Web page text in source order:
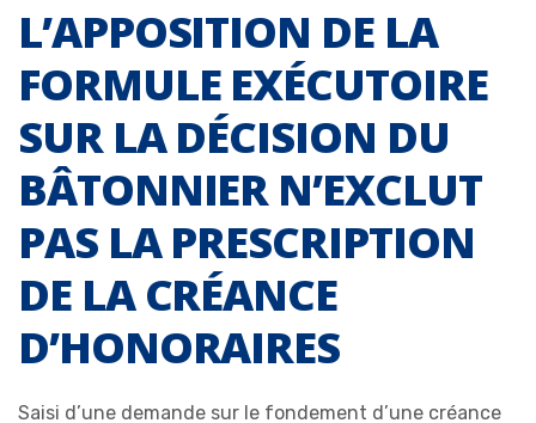
L’APPOSITION DE LA
FORMULE EXÉCUTOIRE
SUR LA DÉCISION DU
BÂTONNIER N’EXCLUT
PAS LA PRESCRIPTION
DE LA CRÉANCE
D’HONORAIRES
Saisi d’une demande sur le fondement d’une créance